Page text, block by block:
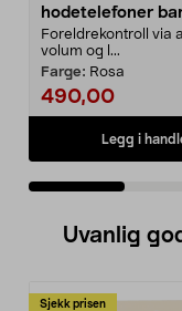
hodetelefoner
Foreldrekontroll via
volum og l...
Farge: Rosa
490,00
Legg i
Uvanlig
Sjekk prisen